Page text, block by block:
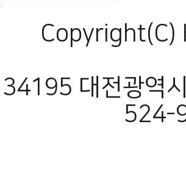
34195 대전광역
524-